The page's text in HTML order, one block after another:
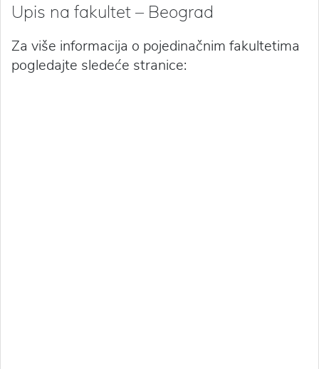
Upis na fakultet – Beograd
Za više informacija o pojedinačnim fakultetima
pogledajte sledeće stranice: